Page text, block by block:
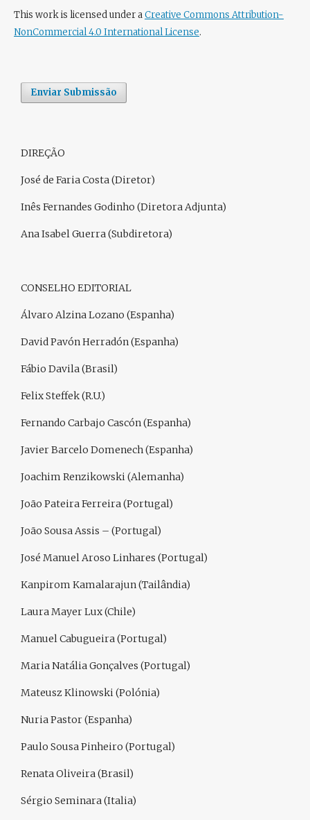
This work is licensed under aCreative Commons Attribution-
NonCommercial 4.0 International License.
Enviar Submissão
DIREÇÃO
José de Faria Costa (Diretor)
Inês Fernandes Godinho (Diretora Adjunta)
Ana Isabel Guerra (Subdiretora)
CONSELHO EDITORIAL
Álvaro Alzina Lozano (Espanha)
David Pavón Herradón (Espanha)
Fábio Davila (Brasil)
Felix Steffek (R.U.)
Fernando Carbajo Cascón (Espanha)
Javier Barcelo Domenech (Espanha)
Joachim Renzikowski (Alemanha)
João Pateira Ferreira (Portugal)
João Sousa Assis – (Portugal)
José Manuel Aroso Linhares (Portugal)
Kanpirom Kamalarajun (Tailândia)
Laura Mayer Lux (Chile)
Manuel Cabugueira (Portugal)
Maria Natália Gonçalves (Portugal)
Mateusz Klinowski (Polónia)
Nuria Pastor (Espanha)
Paulo Sousa Pinheiro (Portugal)
Renata Oliveira (Brasil)
Sérgio Seminara (Italia)